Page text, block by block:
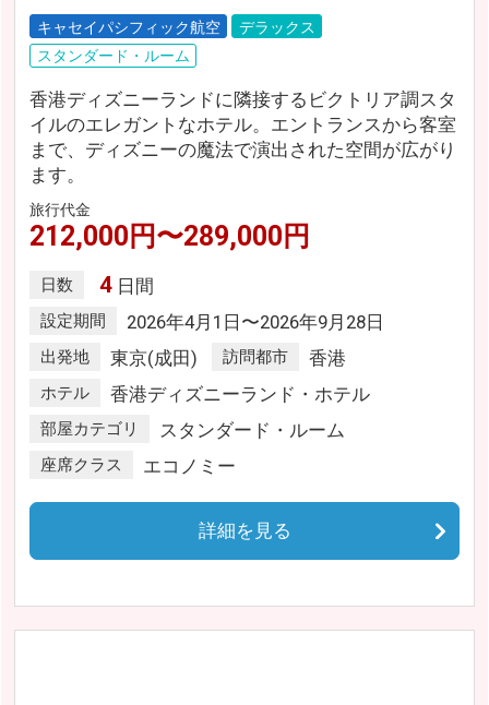
キャセイパシフィック航空
デラックス
スタンダード・ルーム
香港ディズニーランドに隣接するビクトリア調スタ
イルのエレガントなホテル。エントランスから客室
まで、ディズニーの魔法で演出された空間が広がり
ます。
旅行代金
212,000円〜289,000円
日数 4 日間
設定期間 2026年4月1日〜2026年9月28日
出発地 東京(成田) 訪問都市 香港
ホテル 香港ディズニーランド・ホテル
部屋カテゴリ スタンダード・ルーム
座席クラス エコノミー
詳細を見る